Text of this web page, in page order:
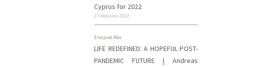
Cyprus for 2022
27 Απριλίου 2022
Εταιρικά Νέα
LIFE REDEFINED: A HOPEFUL POST-
PANDEMIC FUTURE | Andreas